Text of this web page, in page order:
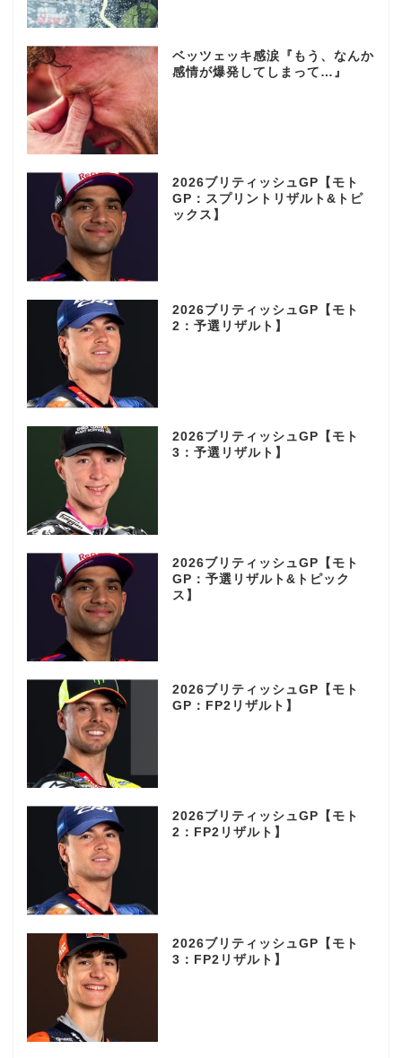
ベッツェッキ感涙『もう、なんか
感情が爆発してしまって…』
2026ブリティッシュGP【モト
GP：スプリントリザルト&トピ
ックス】
2026ブリティッシュGP【モト
2：予選リザルト】
2026ブリティッシュGP【モト
3：予選リザルト】
2026ブリティッシュGP【モト
GP：予選リザルト&トピック
ス】
2026ブリティッシュGP【モト
GP：FP2リザルト】
2026ブリティッシュGP【モト
2：FP2リザルト】
2026ブリティッシュGP【モト
3：FP2リザルト】